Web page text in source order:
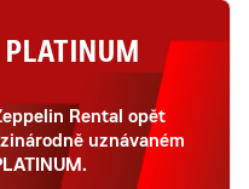
PLATINUM
Rental opět
uznávaném